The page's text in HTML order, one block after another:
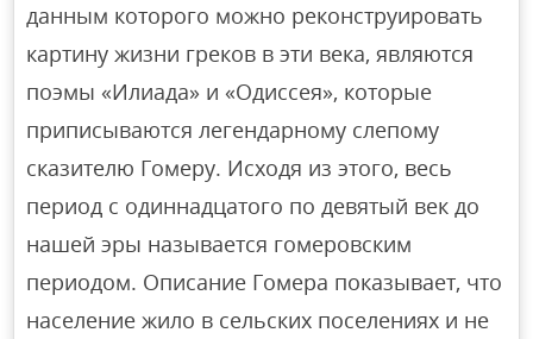
данным которого можно реконструировать
картину жизни греков в эти века, являются
поэмы «Илиада» и «Одиссея», которые
приписываются легендарному слепому
сказителю Гомеру. Исходя из этого, весь
период с одиннадцатого по девятый век до
нашей эры называется гомеровским
периодом. Описание Гомера показывает, что
население жило в сельских поселениях и не